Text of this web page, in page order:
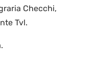
Checchi,
Tvl.